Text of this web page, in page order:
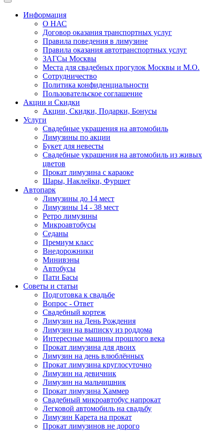
Toggle
navigationИнформация
О НАС
Договор оказания транспортных услуг
Правила поведения в лимузине
Правила оказания автотранспортных услуг
ЗАГСы Москвы
Места для свадебных прогулок Москвы и М.О.
Сотрудничество
Политика конфиденциальности
Пользовательское соглашение
Акции и Скидки
Акции, Скидки, Подарки, Бонусы
Услуги
Свадебные украшения на автомобиль
Лимузины по акции
Букет для невесты
Свадебные украшения на автомобиль из живых
цветов
Прокат лимузина с караоке
Шары, Наклейки, Фуршет
Автопарк
Лимузины до 14 мест
Лимузины 14 - 38 мест
Ретро лимузины
Микроавтобусы
Седаны
Премиум класс
Внедорожники
Минивэны
Автобусы
Пати Басы
Советы и статьи
Подготовка к свадьбе
Вопрос - Ответ
Свадебный кортеж
Лимузин на День Рождения
Лимузин на выписку из роддома
Интересные машины прошлого века
Прокат лимузина для двоих
Лимузин на день влюблённых
Прокат лимузина круглосуточно
Лимузин на девичник
Лимузин на мальчишник
Прокат лимузина Хаммер
Свадебный микроавтобус напрокат
Легковой автомобиль на свадьбу
Лимузин Карета на прокат
Прокат лимузинов не дорого